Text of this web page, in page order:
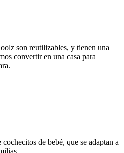
son reutilizables, y tienen una
convertir en una casa para
de bebé, que se adaptan a